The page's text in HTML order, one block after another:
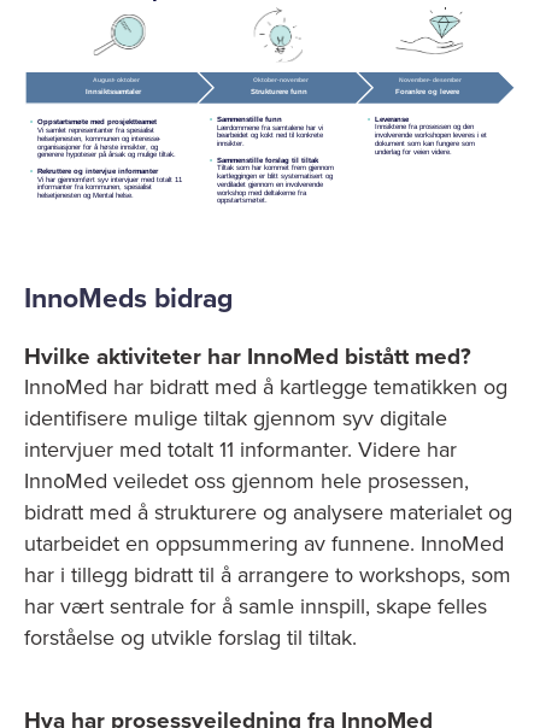
InnoMeds bidrag
Hvilke aktiviteter har InnoMed bistått med?
InnoMed har bidratt med å kartlegge tematikken og
identifisere mulige tiltak gjennom syv digitale
intervjuer med totalt 11 informanter. Videre har
InnoMed veiledet oss gjennom hele prosessen,
bidratt med å strukturere og analysere materialet og
utarbeidet en oppsummering av funnene. InnoMed
har i tillegg bidratt til å arrangere to workshops, som
har vært sentrale for å samle innspill, skape felles
forståelse og utvikle forslag til tiltak.
Hva har prosessveiledning fra InnoMed